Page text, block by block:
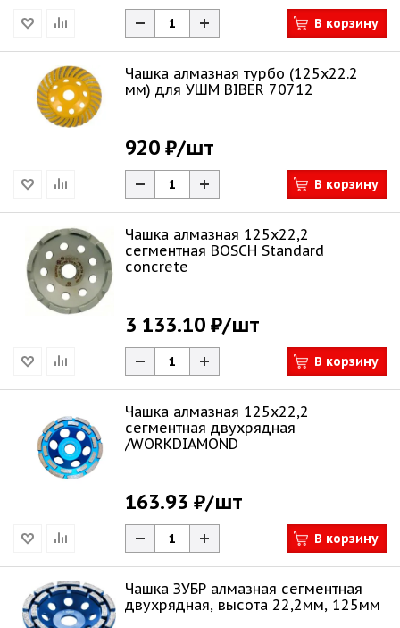
В корзину
Чашка алмазная турбо (125х22.2
мм) для УШМ BIBER 70712
920 ₽/шт
В корзину
Чашка алмазная 125х22,2
сегментная BOSCH Standard
concrete
3 133.10 ₽/шт
В корзину
Чашка алмазная 125х22,2
сегментная двухрядная
/WORKDIAMOND
163.93 ₽/шт
В корзину
Чашка ЗУБР алмазная сегментная
двухрядная, высота 22,2мм, 125мм